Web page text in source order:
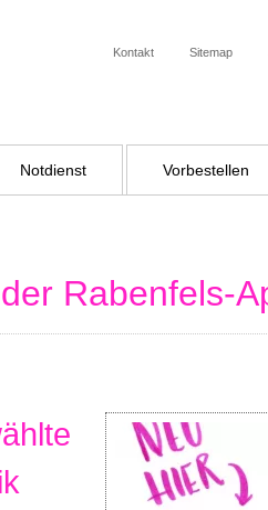
Kontakt Sitemap
Notdienst Vorbestellen
Rabenfels-